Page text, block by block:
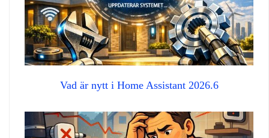
Vad är nytt i Home Assistant 2026.6